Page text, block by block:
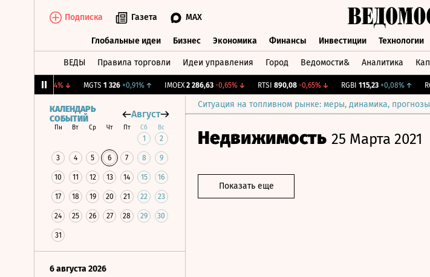
Подписка Газета MAX
Глобальные идеи Бизнес Экономика Финансы Инвестиции Технологии
ВЕДЫ Правила торговли Идеи управления Город Ведомости& Аналитика
↓ MGTS 1 326 +0,91%↑ IMOEX 2 286,63 -0,65%↓ RTSI 890,08 -0,65%↓ RGBI 115,23 +0,08% ↑
Ситуация на топливном рынке: меры, динамика, прогнозы
КАЛЕНДАРЬ
СОБЫТИЙ
Август
Пн Вт Ср Чт Пт Сб Вс
1 2
3 4 5 6 7 8 9
10 11 12 13 14 15 16
17 18 19 20 21 22 23
24 25 26 27 28 29 30
31
6 августа 2026
Недвижимость 25 Марта 2021
Показать еще